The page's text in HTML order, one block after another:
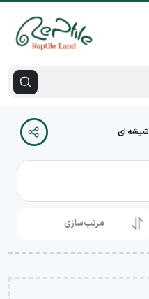
شیشه ای
مرتب‌سازی